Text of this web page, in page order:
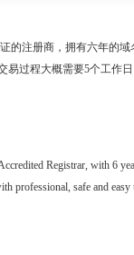
的注册商，拥有六年的
过程大概需要5个工作日
Registrar, with 6
professional, safe and